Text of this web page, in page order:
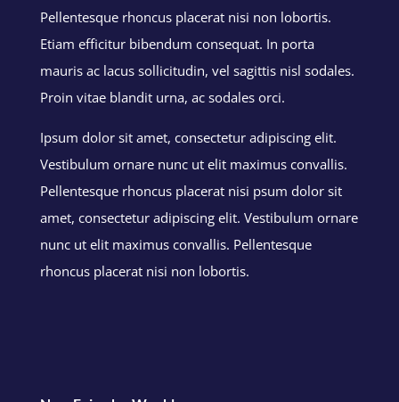
Pellentesque rhoncus placerat nisi non lobortis.
Etiam efficitur bibendum consequat. In porta
mauris ac lacus sollicitudin, vel sagittis nisl sodales.
Proin vitae blandit urna, ac sodales orci.
Ipsum dolor sit amet, consectetur adipiscing elit.
Vestibulum ornare nunc ut elit maximus convallis.
Pellentesque rhoncus placerat nisi psum dolor sit
amet, consectetur adipiscing elit. Vestibulum ornare
nunc ut elit maximus convallis. Pellentesque
rhoncus placerat nisi non lobortis.